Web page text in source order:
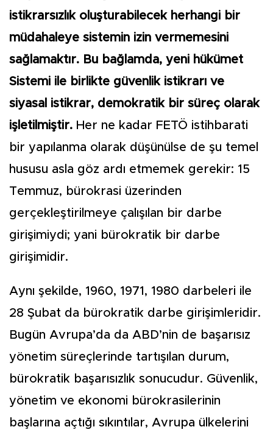
istikrarsızlık oluşturabilecek herhangi bir
müdahaleye sistemin izin vermemesini
sağlamaktır. Bu bağlamda, yeni hükümet
Sistemi ile birlikte güvenlik istikrarı ve
siyasal istikrar, demokratik bir süreç olarak
işletilmiştir. Her ne kadar FETÖ istihbarati
bir yapılanma olarak düşünülse de şu temel
hususu asla göz ardı etmemek gerekir: 15
Temmuz, bürokrasi üzerinden
gerçekleştirilmeye çalışılan bir darbe
girişimiydi; yani bürokratik bir darbe
girişimidir.
Aynı şekilde, 1960, 1971, 1980 darbeleri ile
28 Şubat da bürokratik darbe girişimleridir.
Bugün Avrupa’da da ABD’nin de başarısız
yönetim süreçlerinde tartışılan durum,
bürokratik başarısızlık sonucudur. Güvenlik,
yönetim ve ekonomi bürokrasilerinin
başlarına açtığı sıkıntılar, Avrupa ülkelerini